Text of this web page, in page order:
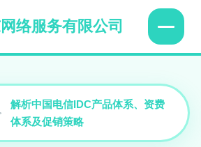
络服务有限公司
解析中国电信IDC产品体系、资费
体系及促销策略